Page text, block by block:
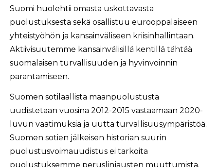
Suomi huolehtii omasta uskottavasta
puolustuksesta sekä osallistuu eurooppalaiseen
yhteistyöhön ja kansainväliseen kriisinhallintaan.
Aktiivisuutemme kansainvälisillä kentillä tähtää
suomalaisen turvallisuuden ja hyvinvoinnin
parantamiseen.
Suomen sotilaallista maanpuolustusta
uudistetaan vuosina 2012-2015 vastaamaan 2020-
luvun vaatimuksia ja uutta turvallisuusympäristöä.
Suomen sotien jälkeisen historian suurin
puolustusvoimauudistus ei tarkoita
puolustuksemme peruslinjausten muuttumista.